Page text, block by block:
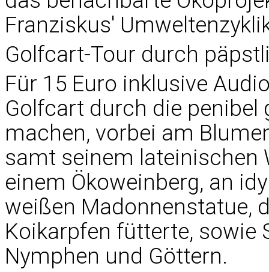
Franziskus'
Golfcart-Tour durch
Für 15 Euro inklusive
Golfcart durch die penibel
machen, vorbei am
samt seinem lateinischen
einem Ökoweinberg, an
weißen Madonnenstatue,
Koikarpfen fütterte, sowie
Nymphen und Göttern.